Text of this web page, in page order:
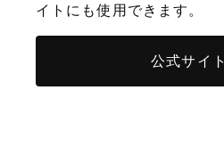
イトにも使用できます。
公式サイト